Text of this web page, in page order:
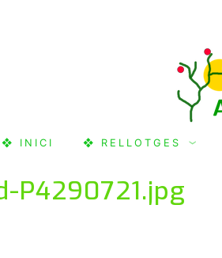
❖ INICI ❖ RELLOTGES
P4290721.jpg